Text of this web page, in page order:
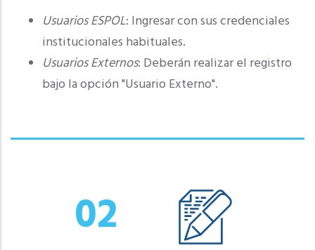
Usuarios ESPOL: Ingresar con sus credenciales
institucionales habituales.
Usuarios Externos: Deberán realizar el registro
bajo la opción "Usuario Externo".
02